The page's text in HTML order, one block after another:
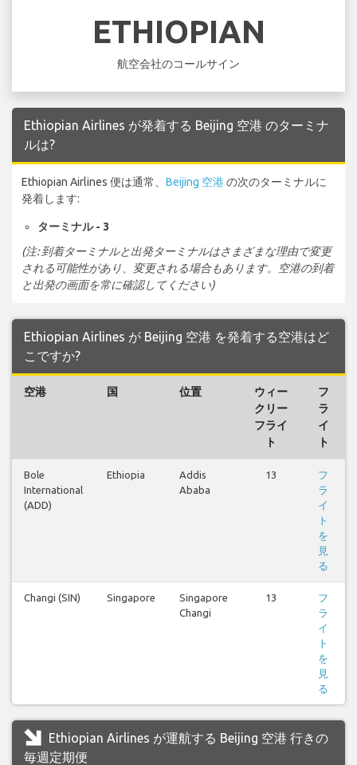
ETHIOPIAN
航空会社のコールサイン
Ethiopian Airlines が発着する Beijing 空港 のターミナ
ルは?
Ethiopian Airlines 便は通常、 Beijing 空港の次のターミナルに
発着します:
ターミナル - 3
(注: 到着ターミナルと出発ターミナルはさまざまな理由で変更
される可能性があり、変更される場合もあります。空港の到着
と出発の画面を常に確認してください)
Ethiopian Airlines が Beijing 空港 を発着する空港はど
こですか?
空港 国 位置
ウィー
クリー
フライ
ト
フ
ラ
イ
ト
Bole
International
(ADD)
Ethiopia
Addis
Ababa
13
フ
ラ
イ
ト
を
見
る
Changi (SIN) Singapore
Singapore
Changi
13
フ
ラ
イ
ト
を
見
る
Ethiopian Airlines が運航する Beijing 空港 行きの
毎週定期便